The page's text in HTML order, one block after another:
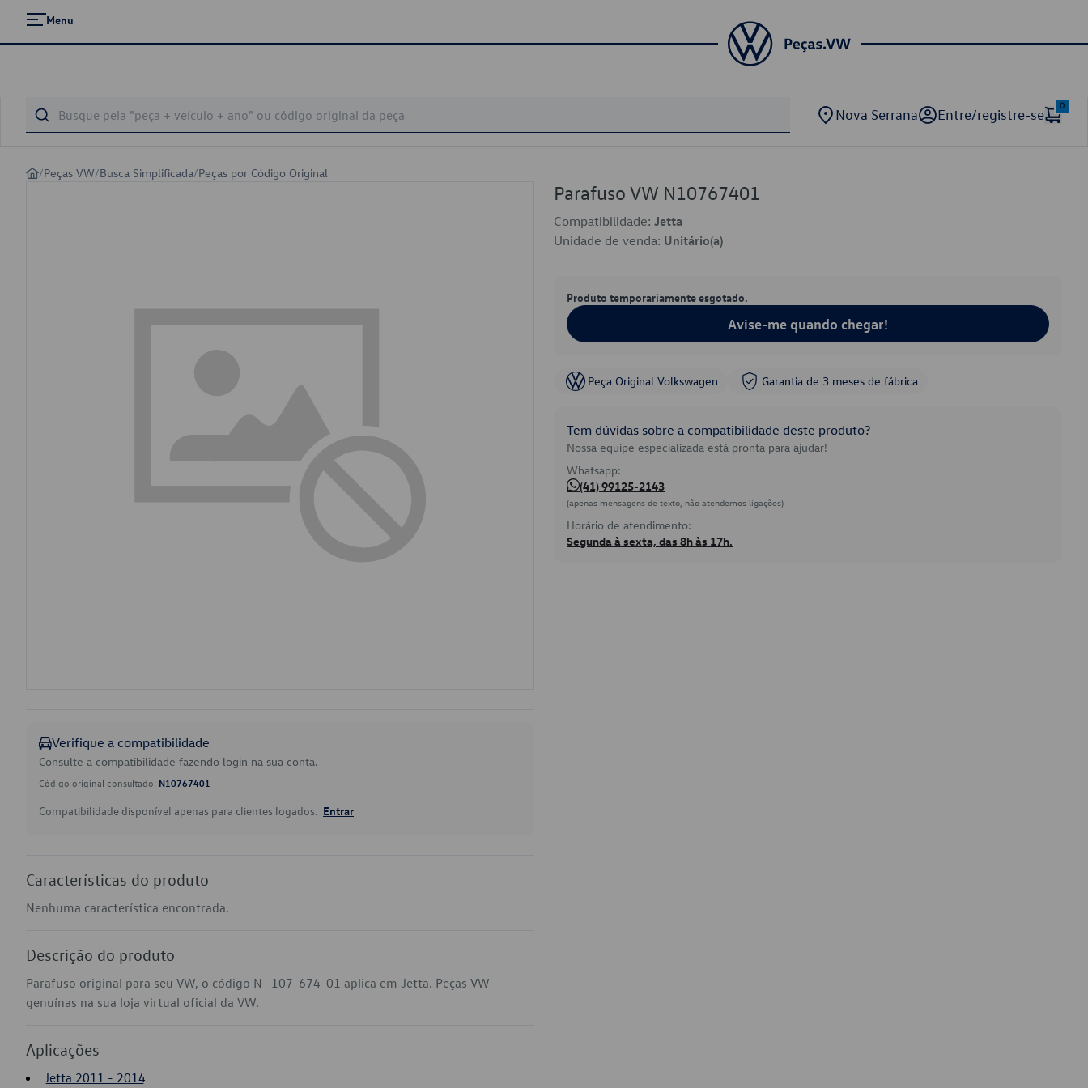
Menu
Nova Serrana Entre/registre-se
0
/Peças VW/Busca Simplificada/Peças por Código Original
Verifique a compatibilidade
Consulte a compatibilidade fazendo login na sua conta.
Código original consultado: N10767401
Compatibilidade disponível apenas para clientes logados. Entrar
Características do produto
Nenhuma característica encontrada.
Descrição do produto
Parafuso original para seu VW, o código N -107-674-01 aplica em Jetta. Peças VW
genuínas na sua loja virtual oficial da VW.
Aplicações
Jetta 2011 - 2014
Parafuso VW N10767401
Compatibilidade: Jetta
Unidade de venda: Unitário(a)
Produto temporariamente esgotado.
Avise-me quando chegar!
Peça Original Volkswagen Garantia de 3 meses de fábrica
Tem dúvidas sobre a compatibilidade deste produto?
Nossa equipe especializada está pronta para ajudar!
Whatsapp:
(41) 99125-2143
(apenas mensagens de texto, não atendemos ligações)
Horário de atendimento:
Segunda à sexta, das 8h às 17h.